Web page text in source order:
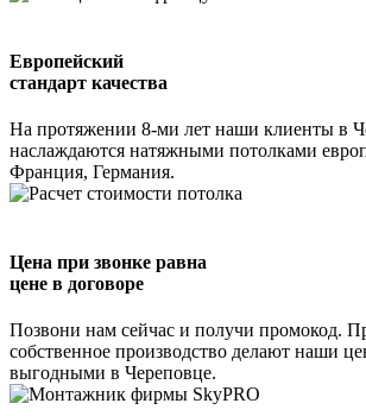
Европейский
стандарт качества
На протяжении 8-ми лет наши клиенты в
наслаждаются натяжными потолками
Франция, Германия.
Цена при звонке равна
цене в договоре
Позвони нам сейчас и получи промокод.
собственное производство делают наши
выгодными в Череповце.